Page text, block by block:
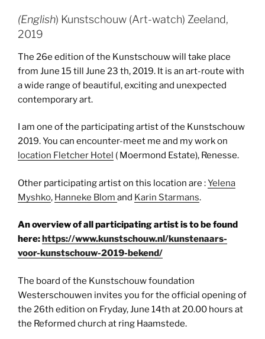
(English) Kunstschouw (Art-watch) Zeeland,
2019
The 26e edition of the Kunstschouw will take place
from June 15 till June 23 th, 2019. It is an art-route with
a wide range of beautiful, exciting and unexpected
contemporary art.
I am one of the participating artist of the Kunstschouw
2019. You can encounter-meet me and my work on
location Fletcher Hotel ( Moermond Estate), Renesse.
Other participating artist on this location are :Yelena
Myshko, Hanneke Blom and Karin Starmans.
An overview of all participating artist is to be found
here: https://www.kunstschouw.nl/kunstenaars-
voor-kunstschouw-2019-bekend/
The board of the Kunstschouw foundation
Westerschouwen invites you for the official opening of
the 26th edition on Fryday, June 14th at 20.00 hours at
the Reformed church at ring Haamstede.